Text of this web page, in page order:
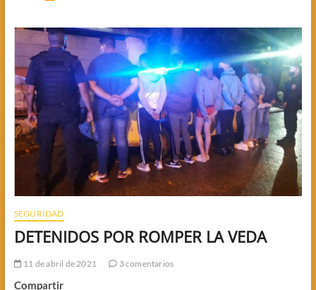
CON
HACEMOS
BERAZATEGUI
SEGURIDAD
DETENIDOS POR ROMPER LA VEDA
11 de abril de 2021 3 comentarios
Compartir